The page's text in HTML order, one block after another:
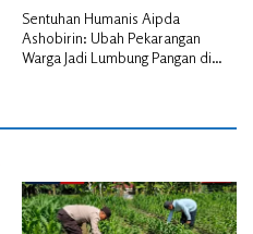
Sentuhan Humanis Aipda
Ashobirin: Ubah Pekarangan
Warga Jadi Lumbung Pangan di